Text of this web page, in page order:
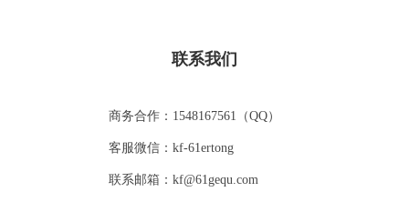
联系我们
商务合作：1548167561（QQ）
客服微信：kf-61ertong
联系邮箱：kf@61gequ.com